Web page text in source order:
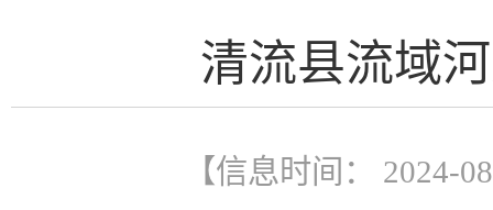
清流县流域
【信息时间： 2024-